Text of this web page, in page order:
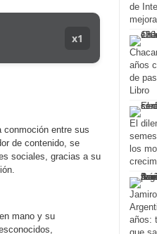
x1
conmoción entre sus
de contenido, se
sociales, gracias a su
mano y su
de
años
de
Libro
El
los
años: